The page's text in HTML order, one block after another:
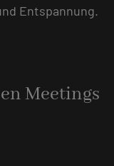
Entspannung.
Meetings